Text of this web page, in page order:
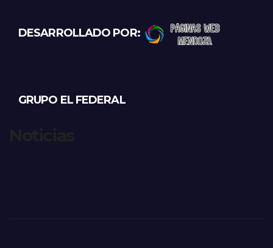
DESARROLLADO POR:
GRUPO EL FEDERAL